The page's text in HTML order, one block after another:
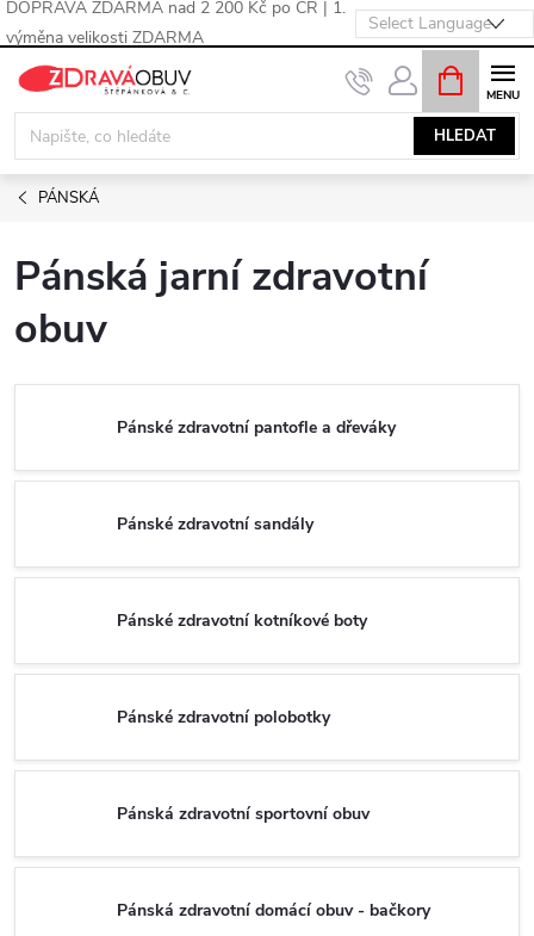
DOPRAVA ZDARMA nad 2 200 Kč po ČR | 1.
výměna velikosti ZDARMA
Přejít
obsah
HLEDAT
NÁKUPNÍ
KOŠÍK
PÁNSKÁ
Pánská jarní zdravotní
obuv
Pánské zdravotní pantofle a dřeváky
Pánské zdravotní sandály
Pánské zdravotní kotníkové boty
Pánské zdravotní polobotky
Pánská zdravotní sportovní obuv
Pánská zdravotní domácí obuv - bačkory